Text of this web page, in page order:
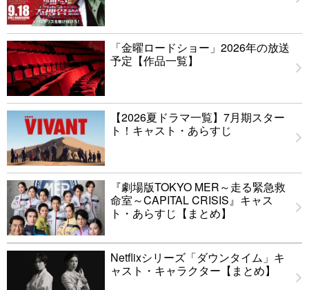
「金曜ロードショー」2026年の放送
予定【作品一覧】
【2026夏ドラマ一覧】7月期スター
ト！キャスト・あらすじ
『劇場版TOKYO MER～走る緊急救
命室～CAPITAL CRISIS』キャス
ト・あらすじ【まとめ】
Netflixシリーズ「ダウンタイム」キ
ャスト・キャラクター【まとめ】